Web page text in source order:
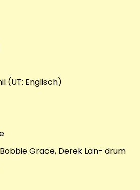
(UT: Englisch)
Grace, Derek Lan- drum